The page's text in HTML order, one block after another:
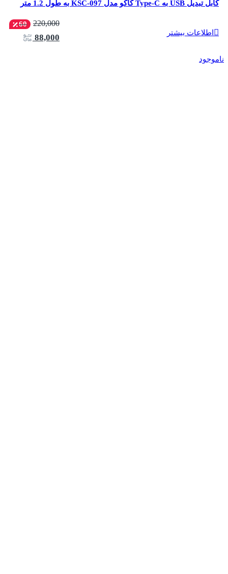
کابل تبدیل USB به Type-C کاکو مدل KSC-097 به طول 1.2 متر
اطلاعات بیشتر
220,000
60
88,000
ناموجود